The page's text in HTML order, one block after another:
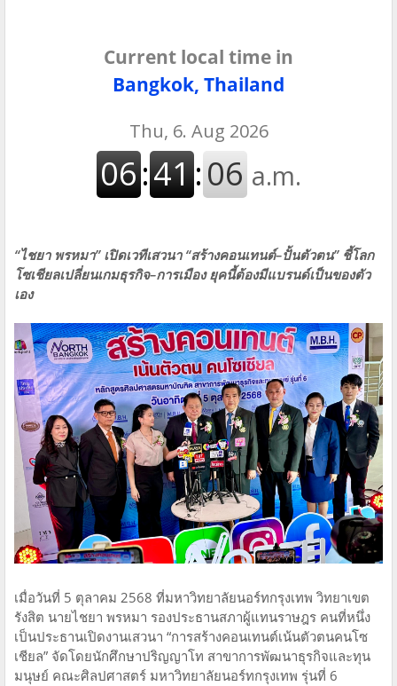
Current local time in
Bangkok, Thailand
“ไชยา พรหมา” เปิดเวทีเสวนา “สร้างคอนเทนต์–ปั้นตัวตน” ชี้โลก
โซเชียลเปลี่ยนเกมธุรกิจ–การเมือง ยุคนี้ต้องมีแบรนด์เป็นของตัว
เอง
เมื่อวันที่ 5 ตุลาคม 2568 ที่มหาวิทยาลัยนอร์ทกรุงเทพ วิทยาเขต
รังสิต นายไชยา พรหมา รองประธานสภาผู้แทนราษฎร คนที่หนึ่ง
เป็นประธานเปิดงานเสวนา “การสร้างคอนเทนต์เน้นตัวตนคนโซ
เชียล” จัดโดยนักศึกษาปริญญาโท สาขาการพัฒนาธุรกิจและทุน
มนุษย์ คณะศิลปศาสตร์ มหาวิทยาลัยนอร์ทกรุงเทพ รุ่นที่ 6